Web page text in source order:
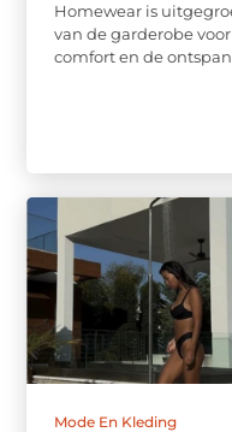
Homewear is
van de garderobe
comfort en de
Mode En Kleding